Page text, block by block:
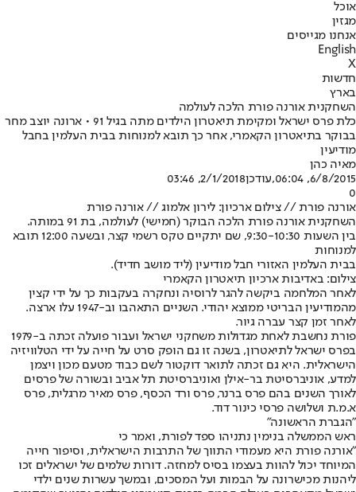
אוכל
מגזין
אנחנו מגייסים
English
X
חדשות
בארץ
השחקנית אורנה פורת הלכה לעולמה
כלת פרס ישראל ומקימת תיאטרון הילדים מתה בגיל 91 • ארונה יוצב מחר
בבוקר בתיאטרון הקאמרי, אחר כך תובא למנוחות בבית העלמין בחבל
מודיעין
מאיה כהן
6/8/2015, 06:04
,עודכן2/1/2018, 03:46
0
אורנה פורת // צילום ארכיון: לירון אלמוג // אורנה פורת
השחקנית אורנה פורת הלכה הבוקר (חמישי) לעולמה, בת 91 במותה.
בין השעות 9:30-10:30, שם יתקיים טקס רשמי קצר, ובשעה 12:00 תובא
למנוחות
בבית העלמין האזורי חבל מודיעין (ליד מושב חדיד).
צילום: באדיבות ארכיון תיאטרון הקאמרי
לאחר המלחמה ביקשה להגר לרוסיה ונחקרה בעקבות כך על ידי קצין
מהמודיעין הבריטי ממוצא יהודי. השניים התאהבו וב-1947 עלו ארצה.
לאחר זמן קצר עברה גיור.
פורת נחשבת לאחת מגדולות משחקני ישראל ועבור פועלה זכתה ב-1979
בפרס ישראל לתיאטרון, בשנה זו גם הופק סרט על חייה על ידי הטלוויזיה
הישראלית. היא גם זכתה לתואר דוקטור לשם כבוד מטעם מכון ויצמן
למדע, אוניברסיטת בר-אילן ואוניברסיטת תל אביב ובשורה של פרסים
לאורך השנים בהם פרס ברנר, פרס ורד הכסף, פרס מאיר מרגלית, פרס
א.מ.ת ושלושה פרסי כינור דוד.
"הגברת הראשונה"
ראש הממשלה בנימין נתניהו ספד לפורת, ואמר כי
"אורנה פורת היא מעמודי התווך של התרבות הישראלית, וסיפור חייה
המיוחד יכול להוות בעצמו בסיס למחזה. דורות שלמים של ישראלים זכו
ליהנות מכישרונה על הבמות ועל המסכים, ובמשך עשרות שנים ילדי